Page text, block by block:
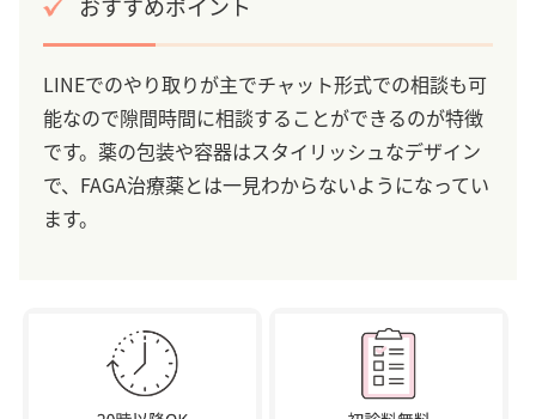
LINEでのやり取りが主でチャット形式での相談も可
能なので隙間時間に相談することができるのが特徴
です。薬の包装や容器はスタイリッシュなデザイン
で、FAGA治療薬とは一見わからないようになってい
ます。